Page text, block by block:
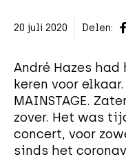
20 juli 2020 Delen:
André Hazes
keren voor
MAINSTAGE.
zover. Het was
concert, voor
sinds het